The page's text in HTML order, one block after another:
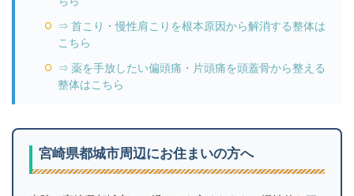
⇒ 首こり・慢性肩こりを根本原因から解消する整体は
こちら
⇒ 薬を手放したい偏頭痛・片頭痛を頭蓋骨から整える
整体はこちら
宮崎県都城市周辺にお住まいの方へ